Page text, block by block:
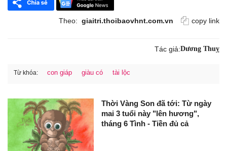
Theo: giaitri.thoibaovhnt.com.vn copy link
Tác giả:Dương Thuỵ
Từ khóa: con giáp giàu có tài lộc
Thời Vàng Son đã tới: Từ ngày
mai 3 tuổi này "lên hương",
tháng 6 Tình - Tiền đủ cả